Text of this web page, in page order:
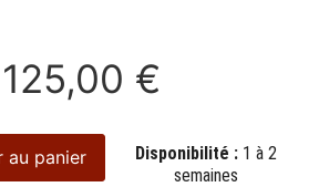
125,00 €
au panier Disponibilité : 1 à 2
semaines